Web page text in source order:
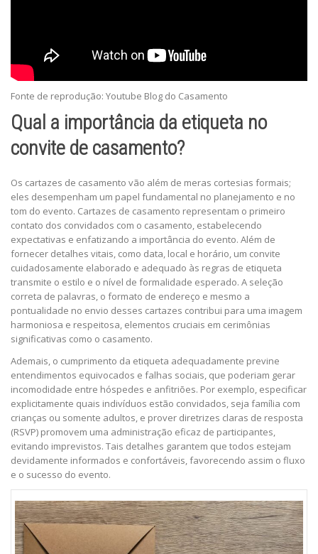
Fonte de reprodução: Youtube Blog do Casamento
Qual a importância da etiqueta no
convite de casamento?
Os cartazes de casamento vão além de meras cortesias formais;
eles desempenham um papel fundamental no planejamento e no
tom do evento. Cartazes de casamento representam o primeiro
contato dos convidados com o casamento, estabelecendo
expectativas e enfatizando a importância do evento. Além de
fornecer detalhes vitais, como data, local e horário, um convite
cuidadosamente elaborado e adequado às regras de etiqueta
transmite o estilo e o nível de formalidade esperado. A seleção
correta de palavras, o formato de endereço e mesmo a
pontualidade no envio desses cartazes contribui para uma imagem
harmoniosa e respeitosa, elementos cruciais em cerimônias
significativas como o casamento.
Ademais, o cumprimento da etiqueta adequadamente previne
entendimentos equivocados e falhas sociais, que poderiam gerar
incomodidade entre hóspedes e anfitriões. Por exemplo, especificar
explicitamente quais indivíduos estão convidados, seja família com
crianças ou somente adultos, e prover diretrizes claras de resposta
(RSVP) promovem uma administração eficaz de participantes,
evitando imprevistos. Tais detalhes garantem que todos estejam
devidamente informados e confortáveis, favorecendo assim o fluxo
e o sucesso do evento.